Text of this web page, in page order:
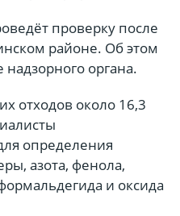
проверку после
районе. Об этом
органа.
отходов около 16,3
определения
азота, фенола,
и оксида